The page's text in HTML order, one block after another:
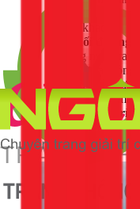
không bị dịch
động khác.
Kết nối đường
đường nước ra
tra kỹ hoạt
bồn tự ngắt
tràn nước ra mái
Kiểm tra rò rỉ:
kiểm tra kỹ tất
kỳ sự rò rỉ nào